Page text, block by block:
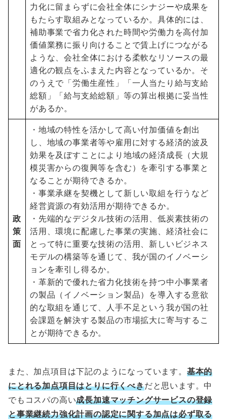
力化に留まらずに会社全体にシナジーや成果を
もたらす取組みとなっているか。具体的には、
補助事業で省力化された時間や労働力を高付加
価値業務に振り向けることで賃上げにつながる
ような、会社全体における柔軟なリソースの最
適化の観点をふまえた内容となっているか。そ
のうえで「労働生産性」「一人当たり給与支給
総額」「給与支給総額」等の算出根拠に妥当性
があるか。
政
策
面
・地域の特性を活かして高い付加価値を創出
し、地域の事業者等や雇用に対する経済的波及
効果を及ぼすことにより地域の経済成長（大規
模災害からの復興等を含む）を牽引する事業と
なることが期待できるか。
・事業承継を契機として新しい取組を行うなど
経営資源の有効活用が期待できるか。
・先端的なデジタル技術の活用、低炭素技術の
活用、環境に配慮した事業の実施、経済社会に
とって特に重要な技術の活用、新しいビジネス
モデルの構築等を通じて、我が国のイノベーシ
ョンを牽引し得るか。
・革新的で優れた省力化技術を持つ中小事業者
の製品（イノベーション製品）を導入する意欲
的な取組を通じて、人手不足という我が国の社
会課題を解決する製品の市場拡大に寄与するこ
とが期待できるか。
また、加点項目は下記のようになっています。 基本的
にとれる加点項目はとりに行くべきだと思います。中
でもコスパの高い成長加速マッチングサービスの登録
と事業継続力強化計画の認定に関する加点は必ず取る